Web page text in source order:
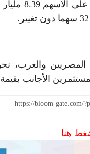
بقيمة 308.49 مليون جنيه.
هنا